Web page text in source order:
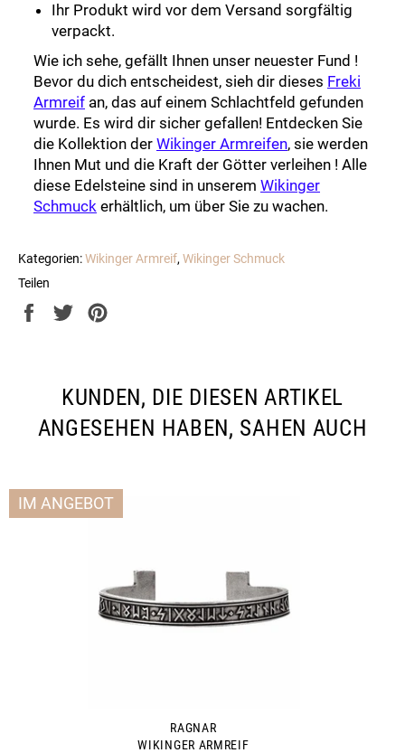
Ihr Produkt wird vor dem Versand sorgfältig
verpackt.
Wie ich sehe, gefällt Ihnen unser neuester Fund !
Bevor du dich entscheidest, sieh dir dieses Freki
Armreif an, das auf einem Schlachtfeld gefunden
wurde. Es wird dir sicher gefallen! Entdecken Sie
die Kollektion der Wikinger Armreifen, sie werden
Ihnen Mut und die Kraft der Götter verleihen ! Alle
diese Edelsteine sind in unserem Wikinger
Schmuck erhältlich, um über Sie zu wachen.
Kategorien:Wikinger Armreif,Wikinger Schmuck
Teilen
Auf
Auf
KUNDEN, DIE DIESEN ARTIKEL
ANGESEHEN HABEN, SAHEN AUCH
RAGNAR
WIKINGER ARMREIF
IM ANGEBOT